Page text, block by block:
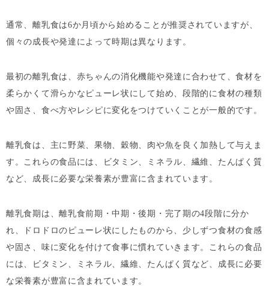
通常、離乳食は6か月頃から始めることが推奨されていますが、
個々の成長や発達によって時期は異なります。
最初の離乳食は、赤ちゃんの消化機能や発達に合わせて、食材を
柔らかくて滑らかなピューレ状にして始め、段階的に食材の種類
や固さ、食べ方やレシピに変化をつけていくことが一般的です。
離乳食は、主に野菜、果物、穀物、肉や魚を良く加熱して与えま
す。これらの食品には、ビタミン、ミネラル、繊維、たんぱく質
など、成長に必要な栄養素が豊富に含まれています。
離乳食期は、離乳食前期・中期・後期・完了期の4段階に分か
れ、ドロドロのピューレ状にしたものから、少しずつ食材の食感
や固さ、味に変化を付けて食事に慣れていきます。これらの食品
には、ビタミン、ミネラル、繊維、たんぱく質など、成長に必要
な栄養素が豊富に含まれています。